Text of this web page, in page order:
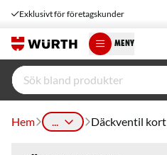
Exklusivt för företagskunder
MENY
Hem ... Däckventil kort